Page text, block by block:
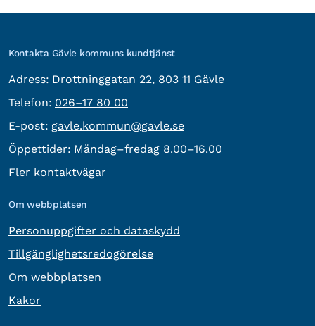
Kontakta Gävle kommuns kundtjänst
Adress: besöksadress:
Drottninggatan 22, 803 11 Gävle
Telefon: Telefon:
026–17 80 00
E-post: E-post:
gavle.kommun@gavle.se
Öppettider: Måndag–fredag 8.00–16.00
Fler kontaktvägar
Om webbplatsen
Personuppgifter och dataskydd
Tillgänglighetsredogörelse
Om webbplatsen
Kakor